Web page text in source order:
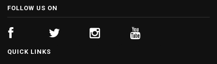
FOLLOW US ON
QUICK LINKS